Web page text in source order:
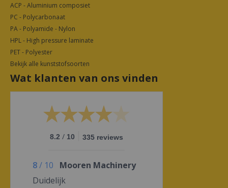
ACP - Aluminium composiet
PC - Polycarbonaat
PA - Polyamide - Nylon
HPL - High pressure laminate
PET - Polyester
Bekijk alle kunststofsoorten
Wat klanten van ons vinden
8.2 / 10 335 reviews
8/ 10
Mooren Machinery
Duidelijk